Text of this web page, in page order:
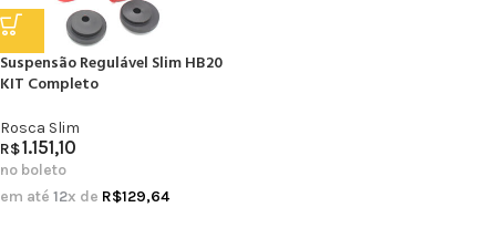
Suspensão Regulável Slim HB20
KIT Completo
Rosca Slim
R$1.151,10
no boleto
em até 12x de R$129,64